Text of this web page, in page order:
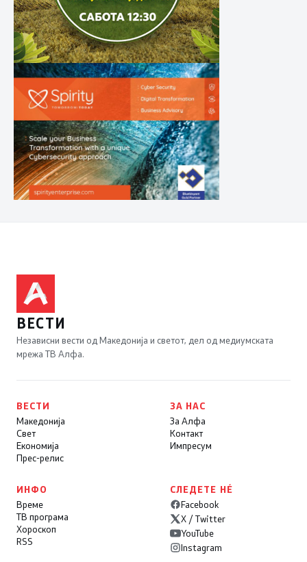
ВЕСТИ
Независни вести од Македонија и светот, дел од медиумската
мрежа ТВ Алфа.
ВЕСТИ
Македонија
Свет
Економија
Прес-релис
ЗА НАС
За Алфа
Контакт
Импресум
ИНФО
Време
ТВ програма
Хороскоп
RSS
СЛЕДЕТЕ НÉ
Facebook
X / Twitter
YouTube
Instagram